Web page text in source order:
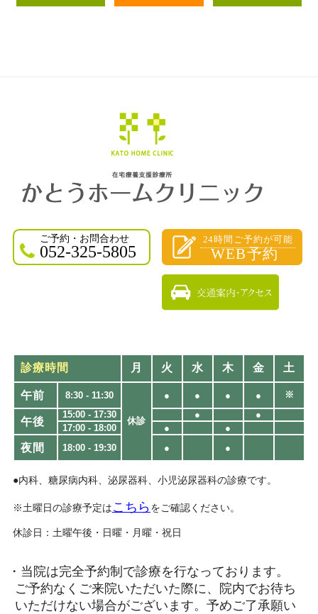
ご予約・お問合わせ
052-325-5805
24時間ご予約が可能
WEB予約
診療時間 月 火 水 木 金 土
午前 8:30 - 11:30
休診
● ● ● ● ※
午後
15:00 - 17:30 ●
●
17:00 - 18:00
● ●
夜間 18:00 - 19:30​ ● ●
●内科、糖尿病内科、泌尿器科、小児泌尿器科の診療です。
※土曜日の診療予定はこちらをご確認ください。
休診日：土曜午後・日曜・月曜・祝日
・当院は完全予約制で診療を行なっております。
ご予約なくご来院いただいた際に、院内でお待ち
いただけない場合がございます。予めご了承願い